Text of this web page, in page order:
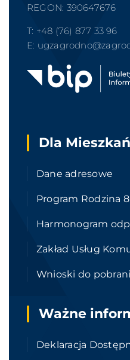
REGON: 390647676
T: +48 (76) 877 33 96
E:
Dla
Dane adresowe
Program Rodzina
Harmonogram
Zakład Usług
Wnioski do
Ważne
Deklaracja